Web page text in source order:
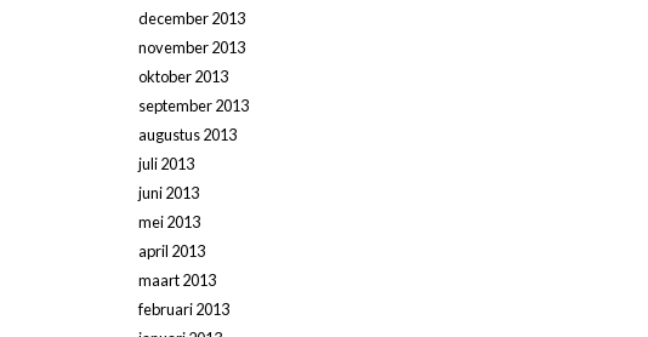
december 2013
november 2013
oktober 2013
september 2013
augustus 2013
juli 2013
juni 2013
mei 2013
april 2013
maart 2013
februari 2013